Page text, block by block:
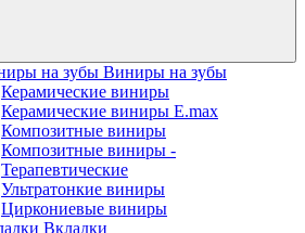
Виниры на зубы
Керамические виниры
Керамические виниры E.max
Композитные виниры
Композитные виниры -
Терапевтические
Ультратонкие виниры
Циркониевые виниры
Вкладки